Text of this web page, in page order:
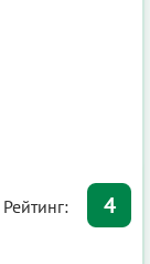
Рейтинг: 4